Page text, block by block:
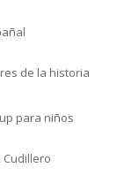
de la historia
para niños